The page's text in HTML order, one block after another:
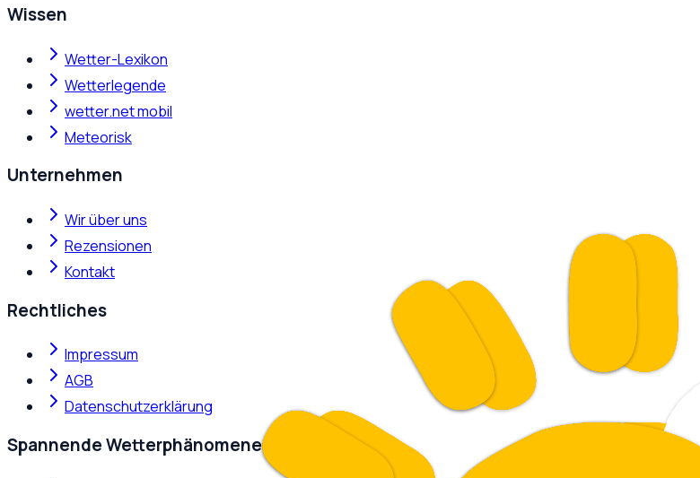
Wissen
Wetter-Lexikon
Wetterlegende
wetter.net mobil
Meteorisk
Unternehmen
Wir über uns
Rezensionen
Kontakt
Rechtliches
Impressum
AGB
Datenschutzerklärung
Spannende Wetterphänomene